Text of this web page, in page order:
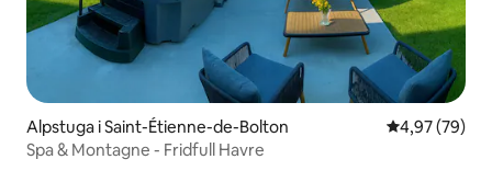
Alpstuga i Saint-Étienne-de-Bolton 4,97 av 5 i
4,97 (79)
Spa & Montagne - Fridfull Havre